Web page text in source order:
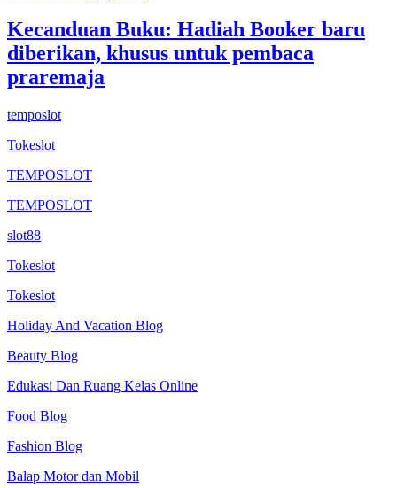
Kecanduan Buku: Hadiah Booker baru
diberikan, khusus untuk pembaca
praremaja
temposlot
Tokeslot
TEMPOSLOT
TEMPOSLOT
slot88
Tokeslot
Tokeslot
Holiday And Vacation Blog
Beauty Blog
Edukasi Dan Ruang Kelas Online
Food Blog
Fashion Blog
Balap Motor dan Mobil